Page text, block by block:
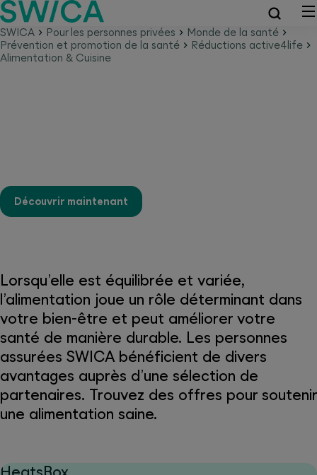
SWICA Pour les personnes privées
Monde de la santé
Prévention et promotion de la santé
Réductions active4life
Alimentation & Cuisine
Découvrir maintenant
Lorsqu’elle est équilibrée et variée,
l’alimentation joue un rôle déterminant dans
votre bien-être et peut améliorer votre
santé de manière durable. Les personnes
assurées SWICA bénéficient de divers
avantages auprès d’une sélection de
partenaires. Trouvez des offres pour soutenir
une alimentation saine.